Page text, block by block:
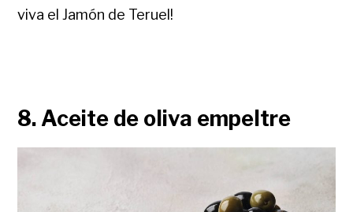
viva el Jamón de Teruel!
8. Aceite de oliva empeltre